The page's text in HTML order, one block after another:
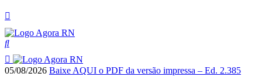
05/08/2026 Baixe AQUI o PDF da versão impressa – Ed. 2.385